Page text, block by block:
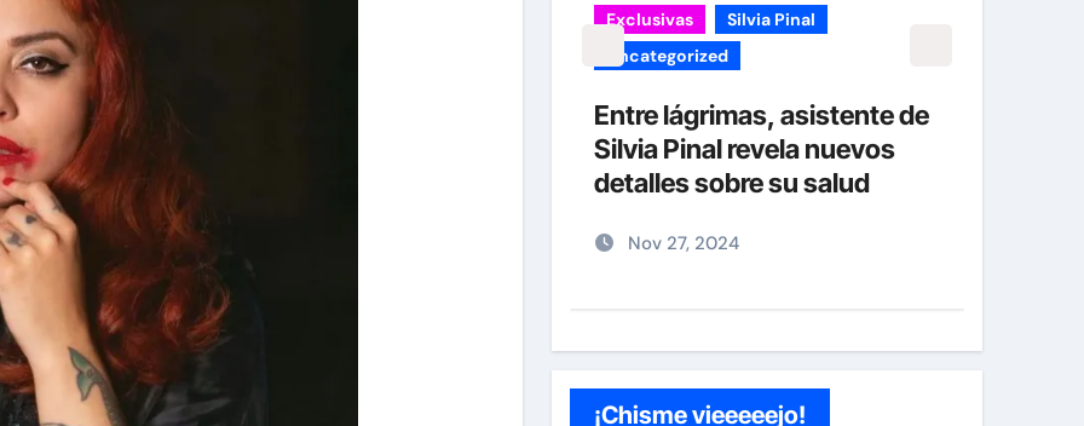
a
en proceso de partir”
Exclusivas
Silvia Pinal
Uncategorized
Entre lágrimas, asistente de
Silvia Pinal revela nuevos
detalles sobre su salud
Nov 27, 2024
¡Chisme vieeeeejo!